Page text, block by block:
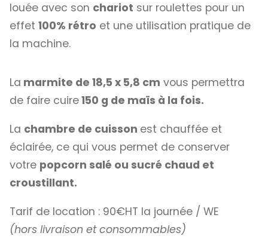
louée avec son chariot sur roulettes pour un
effet 100% rétro et une utilisation pratique de
la machine.
La marmite de 18,5 x 5,8 cm vous permettra
de faire cuire150 g de maïs à la fois.
La chambre de cuisson est chauffée et
éclairée, ce qui vous permet de conserver
votre popcorn salé ou sucré chaud et
croustillant.
Tarif de location : 90€HT la journée / WE
(hors livraison et consommables)